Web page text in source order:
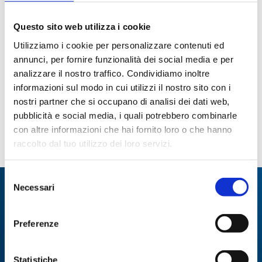
Questo sito web utilizza i cookie
Utilizziamo i cookie per personalizzare contenuti ed
annunci, per fornire funzionalità dei social media e per
analizzare il nostro traffico. Condividiamo inoltre
informazioni sul modo in cui utilizzi il nostro sito con i
nostri partner che si occupano di analisi dei dati web,
pubblicità e social media, i quali potrebbero combinarle
con altre informazioni che hai fornito loro o che hanno
raccolto dal tuo utilizzo dei loro servizi.
delNecessari
Preferenze
Statistiche
Refrigeranti a serpentina,
2 coni incamiciati
Refrigeranti a serpentina,
2 giunti sferici
Paginazione
Pagina
1 Page
2 ultima
Specialisti in:
strumenti per diverse applicazioni.